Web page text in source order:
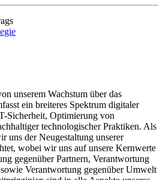
unserem Wachstum über das
ein breiteres Spektrum digitaler
Sicherheit, Optimierung von
technologischer Praktiken. Als
uns der Neugestaltung unserer
wobei wir uns auf unsere Kernwerte
gegenüber Partnern, Verantwortung
Verantwortung gegenüber Umwelt